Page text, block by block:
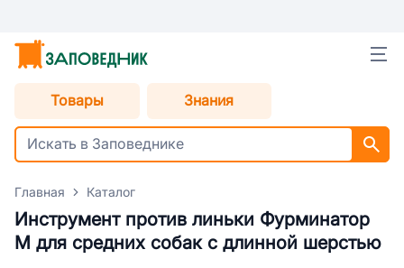
Товары Знания
Главная Каталог
Инструмент против линьки Фурминатор
M для средних собак с длинной шерстью